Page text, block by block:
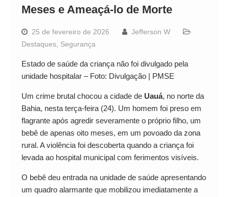
Meses e Ameaçá-lo de Morte
25 de fevereiro de 2026
Jefferson W
Destaques, Segurança
Estado de saúde da criança não foi divulgado pela
unidade hospitalar – Foto: Divulgação | PMSE
Um crime brutal chocou a cidade de Uauá, no norte da
Bahia, nesta terça-feira (24). Um homem foi preso em
flagrante após agredir severamente o próprio filho, um
bebê de apenas oito meses, em um povoado da zona
rural. A violência foi descoberta quando a criança foi
levada ao hospital municipal com ferimentos visíveis.
O bebê deu entrada na unidade de saúde apresentando
um quadro alarmante que mobilizou imediatamente a